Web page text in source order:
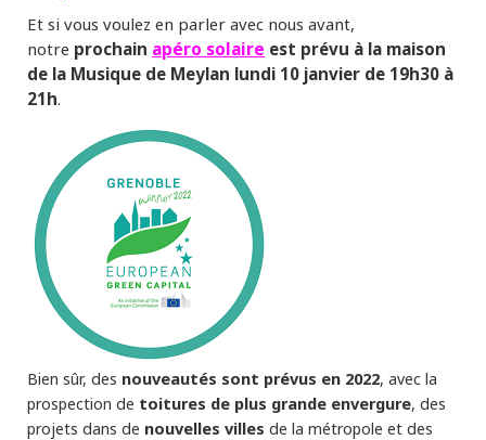
Et si vous voulez en parler avec nous avant,
notre prochain apéro solaire est prévu à la maison
de la Musique de Meylan lundi 10 janvier de 19h30 à
21h.
Bien sûr, des nouveautés sont prévus en 2022, avec la
prospection de toitures de plus grande envergure, des
projets dans de nouvelles villes de la métropole et des